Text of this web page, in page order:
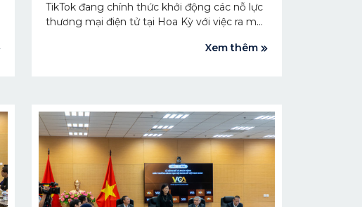
TikTok đang chính thức khởi động các nỗ lực
thương mại điện tử tại Hoa Kỳ với việc ra mắt
Xem thêm